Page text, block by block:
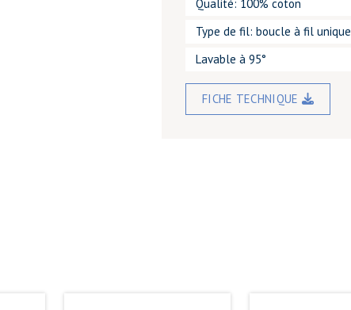
Qualité: 100% coton
Type de fil: boucle à fil unique
Lavable à 95°
FICHE TECHNIQUE